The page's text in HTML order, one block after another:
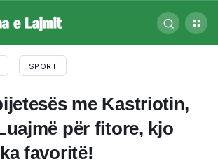
SPORT
me Kastriotin,
për fitore, kjo
favoritë!